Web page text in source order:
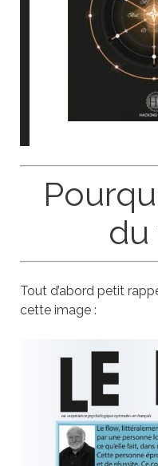
du
Tout d’abord petit
cette image :